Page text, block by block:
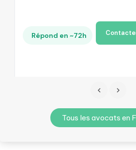
Répond en ~72h
Tous les avocats en